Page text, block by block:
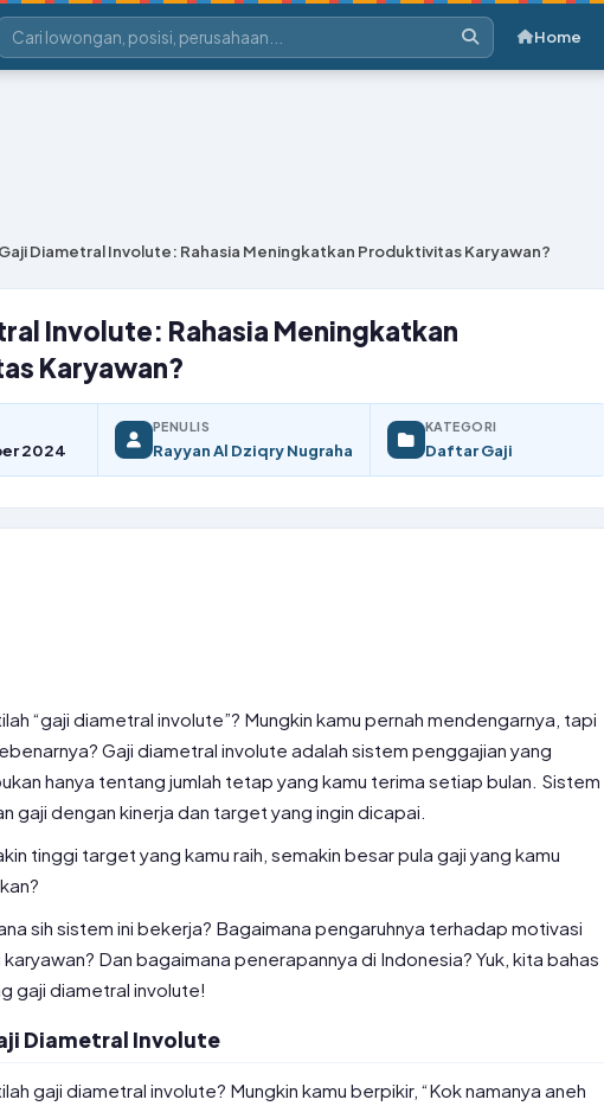
Home
Gaji Diametral Involute: Rahasia Meningkatkan Produktivitas Karyawan?
Involute: Rahasia Meningkatkan
Karyawan?
2024
PENULIS
Rayyan Al Dziqry Nugraha
KATEGORI
Daftar Gaji
“gaji diametral involute”? Mungkin kamu pernah mendengarnya, tapi
Gaji diametral involute adalah sistem penggajian yang
hanya tentang jumlah tetap yang kamu terima setiap bulan. Sistem
gaji dengan kinerja dan target yang ingin dicapai.
tinggi target yang kamu raih, semakin besar pula gaji yang kamu
sih sistem ini bekerja? Bagaimana pengaruhnya terhadap motivasi
Dan bagaimana penerapannya di Indonesia? Yuk, kita bahas
gaji diametral involute!
Diametral Involute
gaji diametral involute? Mungkin kamu berpikir, “Kok namanya aneh